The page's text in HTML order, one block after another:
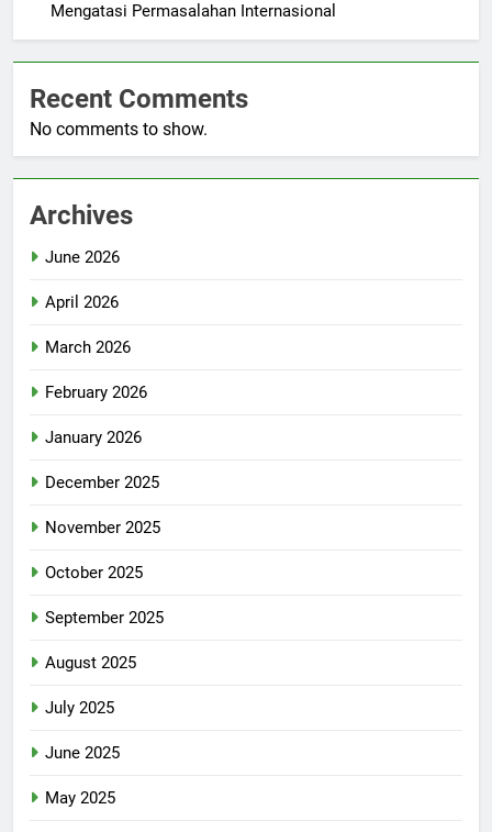
Mengatasi Permasalahan Internasional
Recent Comments
No comments to show.
Archives
June 2026
April 2026
March 2026
February 2026
January 2026
December 2025
November 2025
October 2025
September 2025
August 2025
July 2025
June 2025
May 2025